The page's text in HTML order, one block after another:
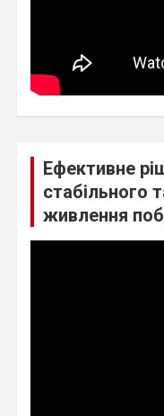
Ефективне
стабільного
живлення